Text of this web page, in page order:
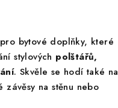
bytové doplňky, které
stylových polštářů,
. Skvěle se hodí také na
na stěnu nebo